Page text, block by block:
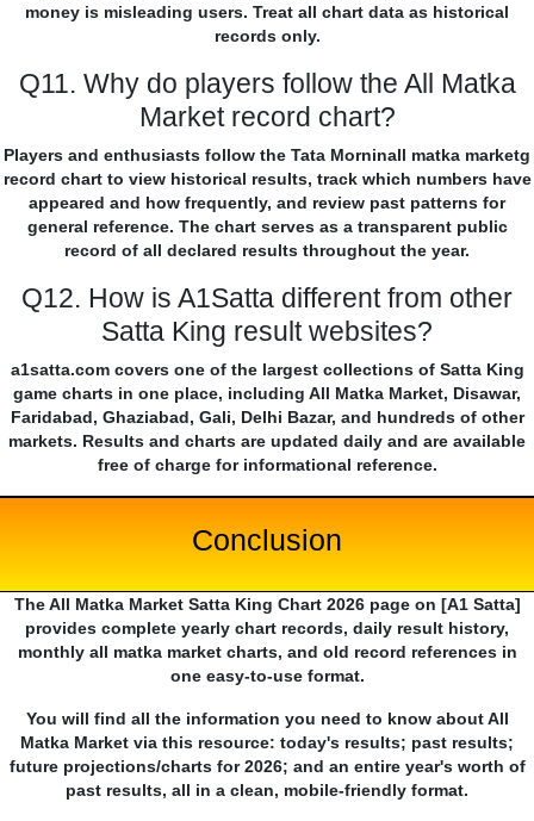
money is misleading users. Treat all chart data as historical
records only.
Q11. Why do players follow the All Matka
Market record chart?
Players and enthusiasts follow the Tata Morninall matka marketg
record chart to view historical results, track which numbers have
appeared and how frequently, and review past patterns for
general reference. The chart serves as a transparent public
record of all declared results throughout the year.
Q12. How is A1Satta different from other
Satta King result websites?
a1satta.com covers one of the largest collections of Satta King
game charts in one place, including All Matka Market, Disawar,
Faridabad, Ghaziabad, Gali, Delhi Bazar, and hundreds of other
markets. Results and charts are updated daily and are available
free of charge for informational reference.
Conclusion
The All Matka Market Satta King Chart 2026 page on [A1 Satta]
provides complete yearly chart records, daily result history,
monthly all matka market charts, and old record references in
one easy-to-use format.
You will find all the information you need to know about All
Matka Market via this resource: today's results; past results;
future projections/charts for 2026; and an entire year's worth of
past results, all in a clean, mobile-friendly format.